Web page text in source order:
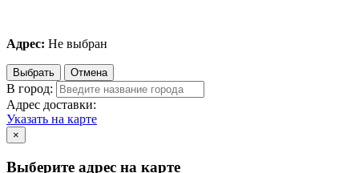
Адрес: Не выбран
Выбрать Отмена
В город:
Адрес доставки:
Указать на карте
×
Выберите адрес на карте